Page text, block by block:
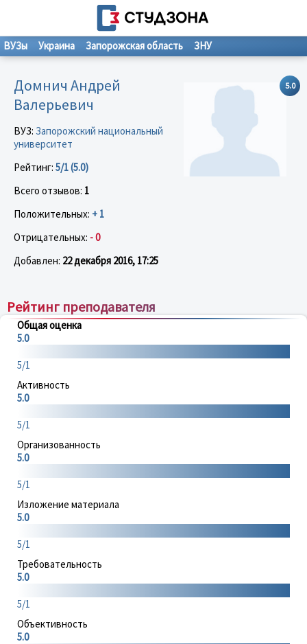
ВУЗы Украина Запорожская область ЗНУ
5.0
Домнич Андрей
Валерьевич
ВУЗ: Запорожский национальный
университет
Рейтинг: 5/1 (5.0)
Всего отзывов: 1
Положительных: + 1
Отрицательных: - 0
Добавлен: 22 декабря 2016, 17:25
Рейтинг преподавателя
Общая оценка
5.0
5/1
Активность
5.0
5/1
Организованность
5.0
5/1
Изложение материала
5.0
5/1
Требовательность
5.0
5/1
Объективность
5.0